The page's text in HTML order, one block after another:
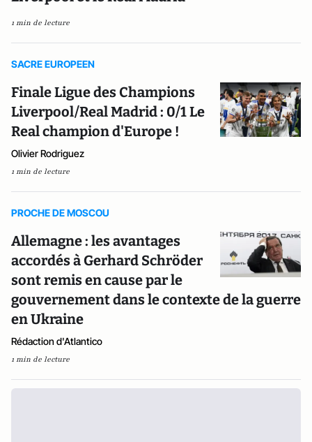
1 min de lecture
SACRE EUROPEEN
Finale Ligue des Champions
Liverpool/Real Madrid : 0/1 Le
Real champion d'Europe !
Olivier Rodriguez
1 min de lecture
PROCHE DE MOSCOU
Allemagne : les avantages
accordés à Gerhard Schröder
sont remis en cause par le
gouvernement dans le contexte de la guerre
en Ukraine
Rédaction d'Atlantico
1 min de lecture